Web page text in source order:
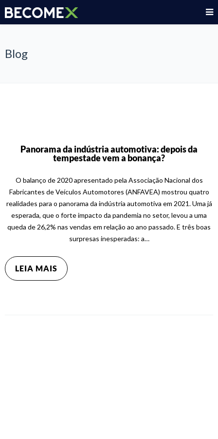
Blog
Panorama da indústria automotiva: depois da
tempestade vem a bonança?
O balanço de 2020 apresentado pela Associação Nacional dos
Fabricantes de Veículos Automotores (ANFAVEA) mostrou quatro
realidades para o panorama da indústria automotiva em 2021. Uma já
esperada, que o forte impacto da pandemia no setor, levou a uma
queda de 26,2% nas vendas em relação ao ano passado. E três boas
surpresas inesperadas: a…
LEIA MAIS